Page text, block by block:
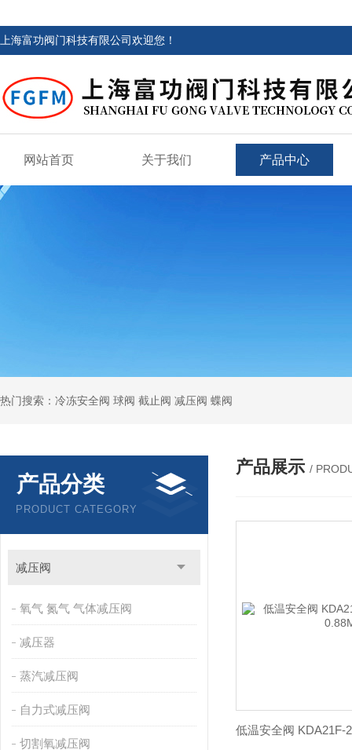
上海富功阀门科技有限公司欢迎您！
网站首页 关于我们 产品中心
热门搜索：冷冻安全阀 球阀 截止阀 减压阀 蝶阀
产品分类
PRODUCT CATEGORY
减压阀
氧气 氮气 气体减压阀
减压器
蒸汽减压阀
自力式减压阀
切割氧减压阀
产品展示 /